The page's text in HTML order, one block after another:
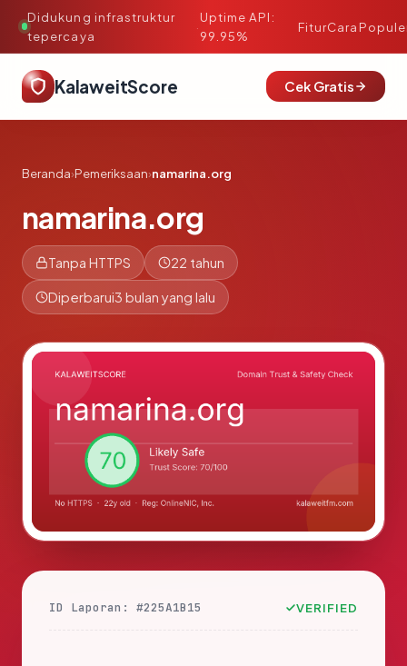
Didukung infrastruktur
tepercaya
·
Uptime API:
99.95%
FiturCara
KalaweitScore Cek Gratis
Beranda›Pemeriksaan›namarina.org
namarina.org
Tanpa HTTPS 22 tahun
Diperbarui3 bulan yang lalu
ID Laporan: #225A1B15 VERIFIED